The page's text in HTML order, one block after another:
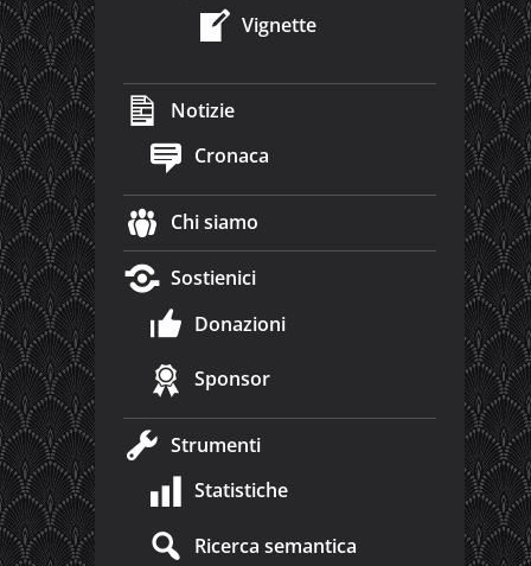
Vignette
Notizie
Cronaca
Chi siamo
Sostienici
Donazioni
Sponsor
Strumenti
Statistiche
Ricerca semantica